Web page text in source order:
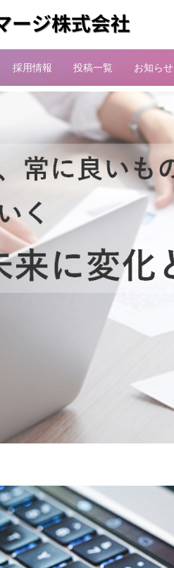
採用情報 投稿一覧 お知らせ